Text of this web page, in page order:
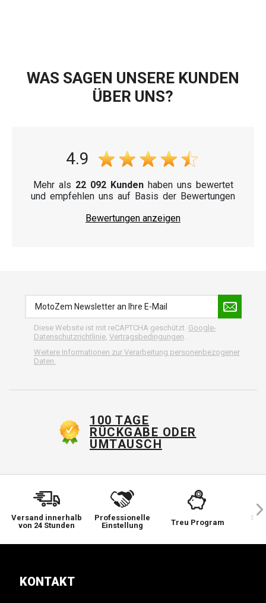
WAS SAGEN UNSERE KUNDEN
ÜBER UNS?
4.9
Mehr als 22 092 Kundenhaben uns bewertet
und empfehlen uns auf Basis der Bewertungen
Bewertungen anzeigen
Diese Website ist mit reCAPTCHA geschützt. Google-
Datenschutzrichtlinie, Vertragsbedingungen.
Weitere Informationen zur Verarbeitung personenbezogener
Daten.
100 TAGE
RÜCKGABE ODER
UMTAUSCH
Versand innerhalb
von 24 Stunden
Professionelle
Einstellung
Treu Program
Sie
KONTAKT